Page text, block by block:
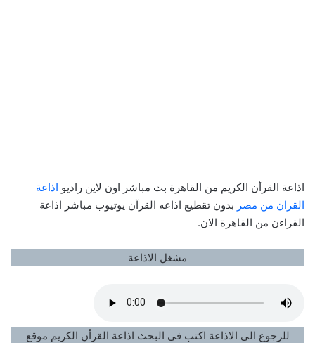
اذاعة القرأن الكريم من القاهرة بث مباشر اون لاين راديو اذاعة
القران من مصر بدون تقطيع اذاعه القرآن يوتيوب مباشر اذاعة
القراءن من القاهرة الان.
مشغل الاذاعة
للرجوع الى الاذاعة اكتب فى البحث اذاعة القرأن الكريم موقع